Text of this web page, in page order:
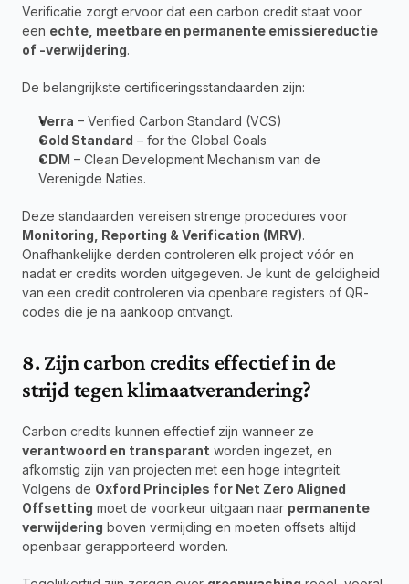
Verificatie zorgt ervoor dat een carbon credit staat voor
een echte, meetbare en permanente emissiereductie
of -verwijdering.
De belangrijkste certificeringsstandaarden zijn:
Verra – Verified Carbon Standard (VCS)
Gold Standard – for the Global Goals
CDM – Clean Development Mechanism van de
Verenigde Naties.
Monitoring, Reporting & Verification (MRV).
Onafhankelijke derden controleren elk project vóór en
nadat er credits worden uitgegeven. Je kunt de geldigheid
van een credit controleren via openbare registers of QR-
codes die je na aankoop ontvangt.
8. Zijn carbon credits effectief in de
strijd tegen klimaatverandering?
verantwoord en transparant worden ingezet, en
afkomstig zijn van projecten met een hoge integriteit.
Volgens de Oxford Principles for Net Zero Aligned
Offsetting moet de voorkeur uitgaan naar permanente
verwijdering boven vermijding en moeten offsets altijd
openbaar gerapporteerd worden.